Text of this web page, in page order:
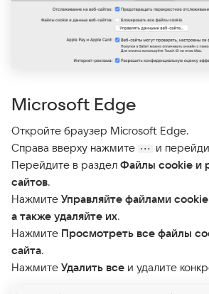
Microsoft Edge
Откройте браузер Microsoft Edge.
Справа вверху нажмите
и
Перейдите в раздел Файлы cookie и
сайтов.
Нажмите Управляйте файлами
а также удаляйте их.
Нажмите Просмотреть все файлы
сайта.
Нажмите Удалить все и удалите